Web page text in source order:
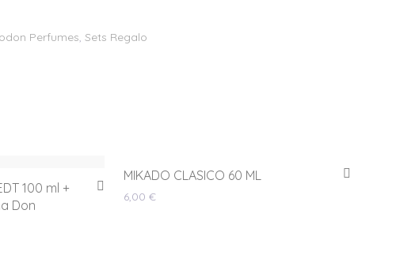
Perfumes, Sets Regalo
100 ml +
Don
MIKADO CLASICO 60 ML
6,00 €